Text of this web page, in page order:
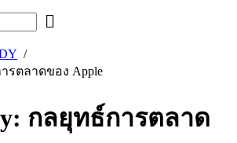
ารตลาดของ Apple
กลยุทธ์การตลาด